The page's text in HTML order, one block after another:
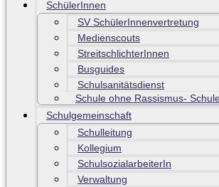
SchülerInnen
SV SchülerInnenvertretung
Medienscouts
StreitschlichterInnen
Busguides
Schulsanitätsdienst
Schule ohne Rassismus-
Schulgemeinschaft
Schulleitung
Kollegium
SchulsozialarbeiterIn
Verwaltung